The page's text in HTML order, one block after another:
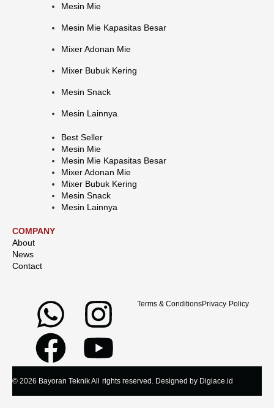
Mesin Mie
Mesin Mie Kapasitas Besar
Mixer Adonan Mie
Mixer Bubuk Kering
Mesin Snack
Mesin Lainnya
Best Seller
Mesin Mie
Mesin Mie Kapasitas Besar
Mixer Adonan Mie
Mixer Bubuk Kering
Mesin Snack
Mesin Lainnya
COMPANY
About
News
Contact
Terms & ConditionsPrivacy Policy
© 2026 Bayoran Teknik All rights reserved. Designed by Digiace.id